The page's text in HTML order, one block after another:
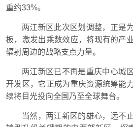
重约33%。
两江新区此次区划调整，正是
板，激发出乘数效应，将现有的产
辐射周边的战略支点力量。
两江新区已不再是重庆中心城
开发区，它正成为重庆资源统筹能
续将目光投向全国乃至全球舞台。
当然，两江新区的雄心，远不